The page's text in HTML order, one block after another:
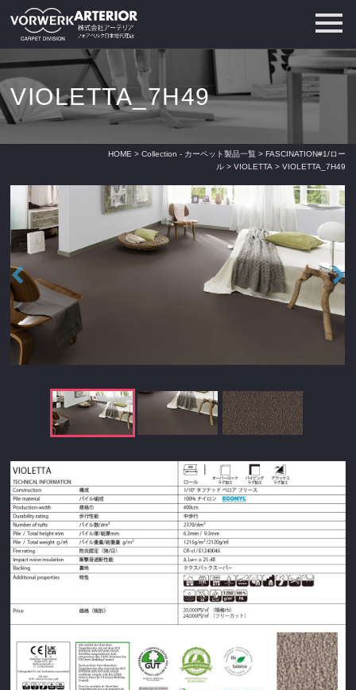
VIOLETTA_7H49
HOME > Collection - カーペット製品一覧> FASCINATION#1/ロー
ル> VIOLETTA > VIOLETTA_7H49